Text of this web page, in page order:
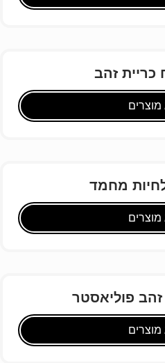
מוצרים
מחמד
מוצרים
פוליאסטר
מוצרים